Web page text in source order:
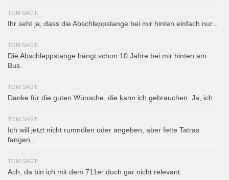
TOM SAGT:
Ihr seht ja, dass die Abschleppstange bei mir hinten einfach nur...
TOM SAGT:
Die Abschleppstange hängt schon 10 Jahre bei mir hinten am
Bus.
TOM SAGT:
Danke für die guten Wünsche, die kann ich gebrauchen. Ja, ich...
TOM SAGT:
Ich will jetzt nicht rumnölen oder angeben, aber fette Tatras
fangen...
TOM SAGT:
Ach, da bin ich mit dem 711er doch gar nicht relevant.